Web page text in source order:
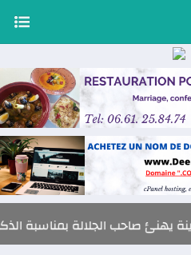
بمناسبة الذكرى 27 لعيد العرش